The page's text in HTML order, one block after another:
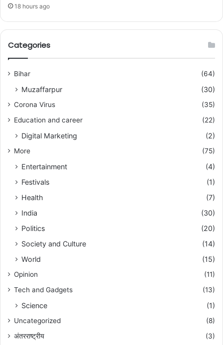
18 hours ago
Categories
Bihar (64)
Muzaffarpur (30)
Corona Virus
(35)
Education and career
(22)
Digital Marketing (2)
More (75)
Entertainment
(4)
Festivals
(1)
Health
(7)
India
(30)
Politics
(20)
Society and Culture
(14)
World
(15)
Opinion
(11)
Tech and Gadgets
(13)
Science (1)
Uncategorized
(8)
अंतरराष्ट्रीय
(3)